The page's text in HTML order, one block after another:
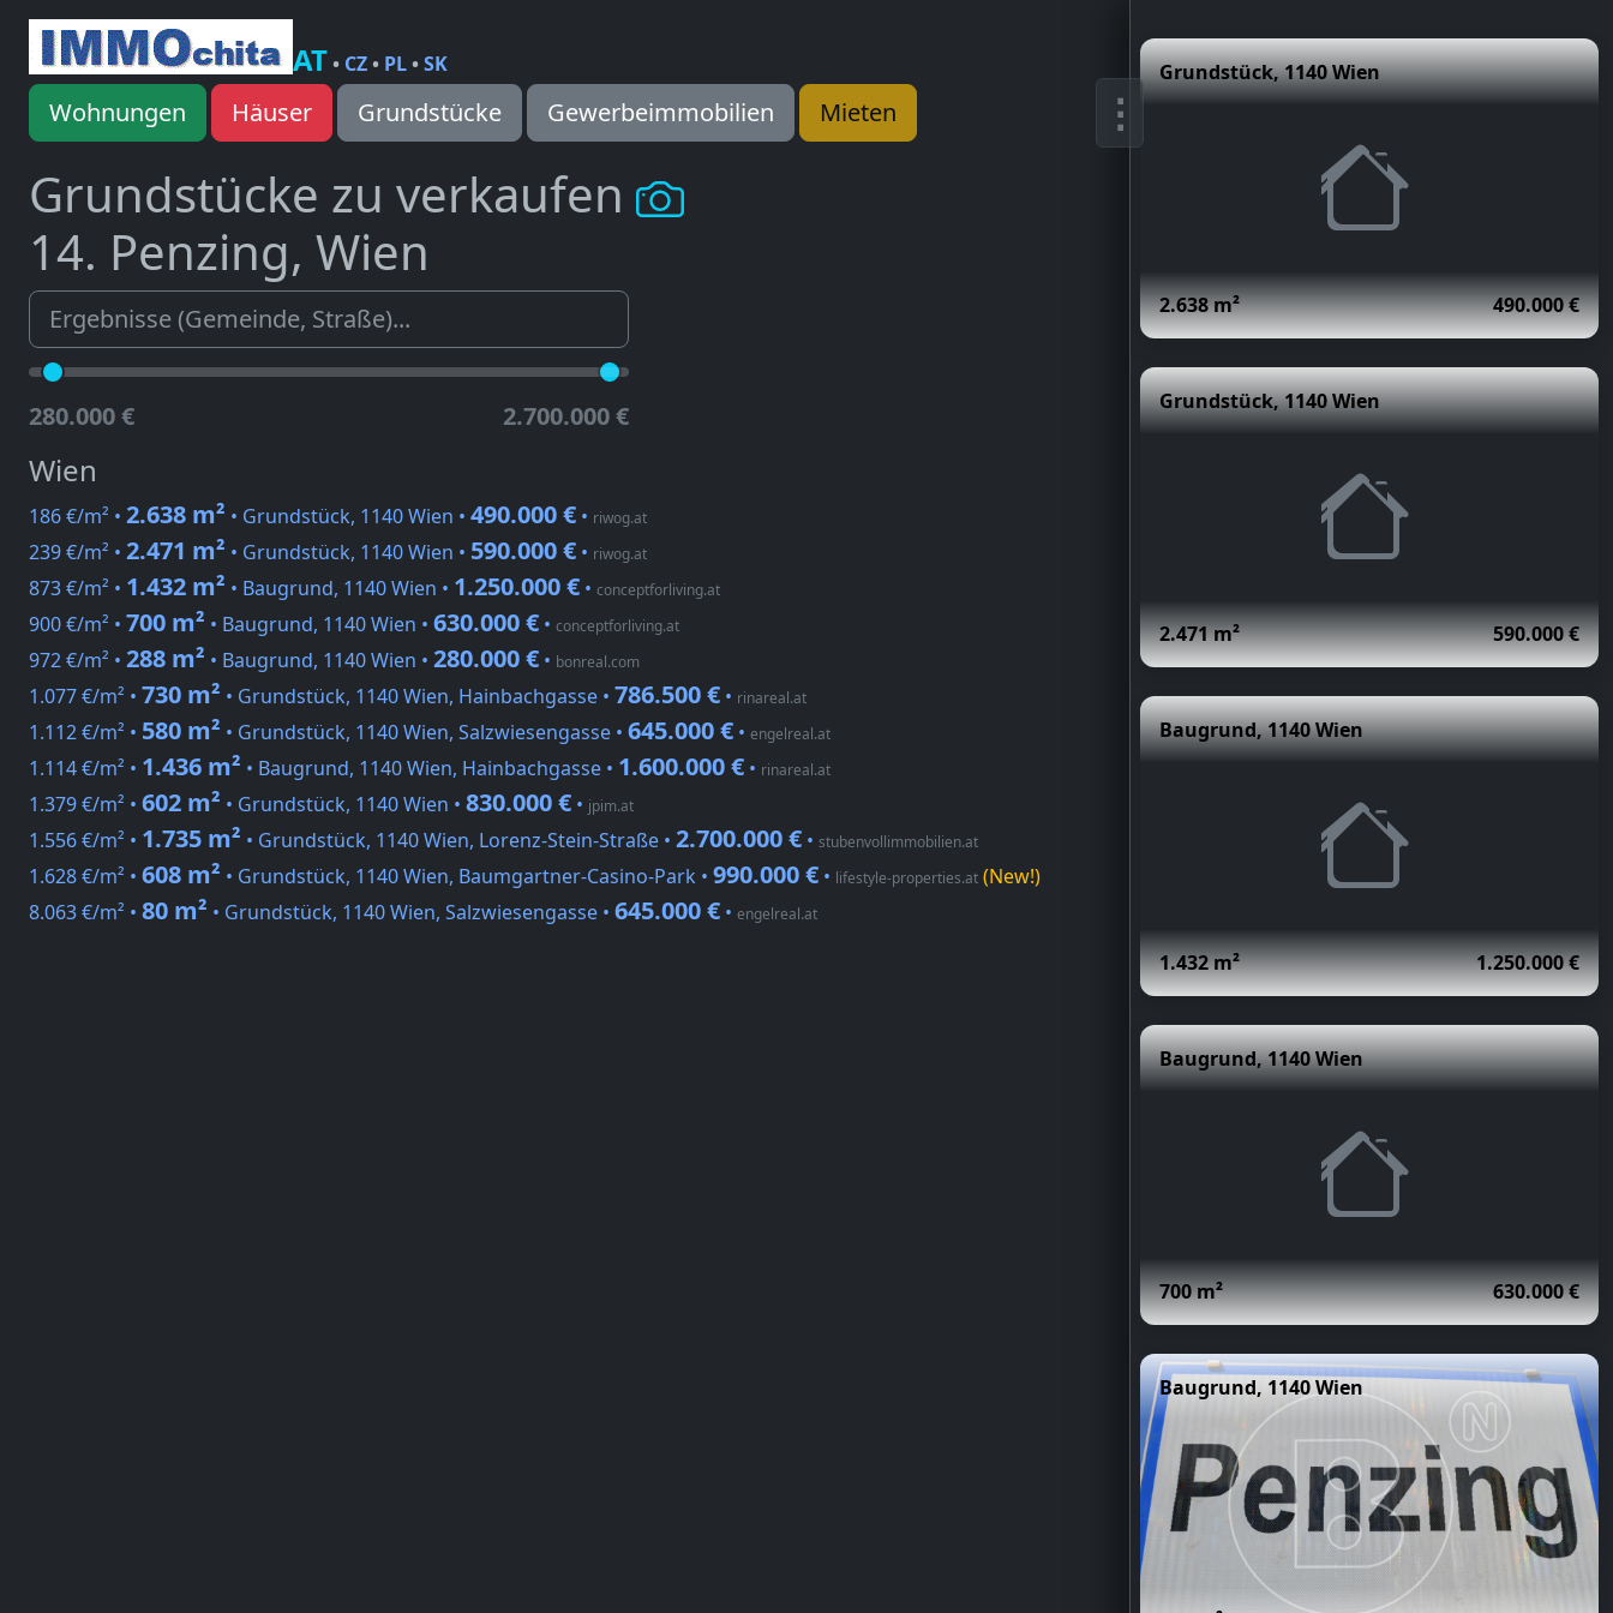
AT• CZ• PL•SK
Wohnungen Häuser Grundstücke Gewerbeimmobilien Mieten
Grundstücke zu verkaufen
14. Penzing, Wien
280.000 € 2.700.000 €
Wien
186 €/m² • 2.638 m² • Grundstück, 1140 Wien • 490.000 € • riwog.at
239 €/m² • 2.471 m² • Grundstück, 1140 Wien • 590.000 € • riwog.at
873 €/m² • 1.432 m² • Baugrund, 1140 Wien • 1.250.000 € • conceptforliving.at
900 €/m² • 700 m² • Baugrund, 1140 Wien • 630.000 € • conceptforliving.at
972 €/m² • 288 m² • Baugrund, 1140 Wien • 280.000 € • bonreal.com
1.077 €/m² • 730 m² • Grundstück, 1140 Wien, Hainbachgasse • 786.500 € • rinareal.at
1.112 €/m² • 580 m² • Grundstück, 1140 Wien, Salzwiesengasse • 645.000 € • engelreal.at
1.114 €/m² • 1.436 m² • Baugrund, 1140 Wien, Hainbachgasse • 1.600.000 € • rinareal.at
1.379 €/m² • 602 m² • Grundstück, 1140 Wien • 830.000 € • jpim.at
1.556 €/m² • 1.735 m² • Grundstück, 1140 Wien, Lorenz-Stein-Straße • 2.700.000 € • stubenvollimmobilien.at
1.628 €/m² • 608 m² • Grundstück, 1140 Wien, Baumgartner-Casino-Park • 990.000 € • lifestyle-properties.at (New!)
8.063 €/m² • 80 m² • Grundstück, 1140 Wien, Salzwiesengasse • 645.000 € • engelreal.at